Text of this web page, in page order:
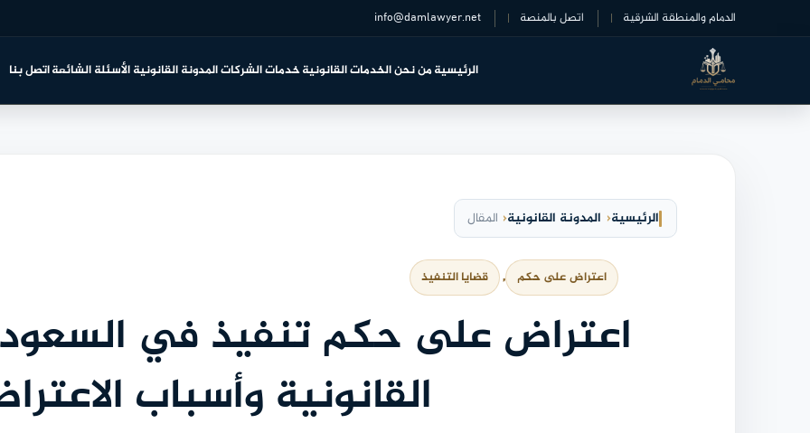
الدمام والمنطقة الشرقية اتصل بالمنصة info@damlawyer.net
الرئيسيةمن نحنالخدمات القانونيةخدمات الشركاتالمدونة القانونيةالأسئلة الشائعةاتصل بنا
الرئيسية المدونة القانونية المقال
اعتراض على حكم , قضايا التنفيذ
اعتراض على حكم تنفيذ في
القانونية وأسباب